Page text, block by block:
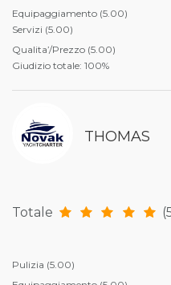
Equipaggiamento (5.00)
Servizi (5.00)
Qualita’/Prezzo (5.00)
Giudizio totale: 100%
THOMAS
Totale
Pulizia (5.00)